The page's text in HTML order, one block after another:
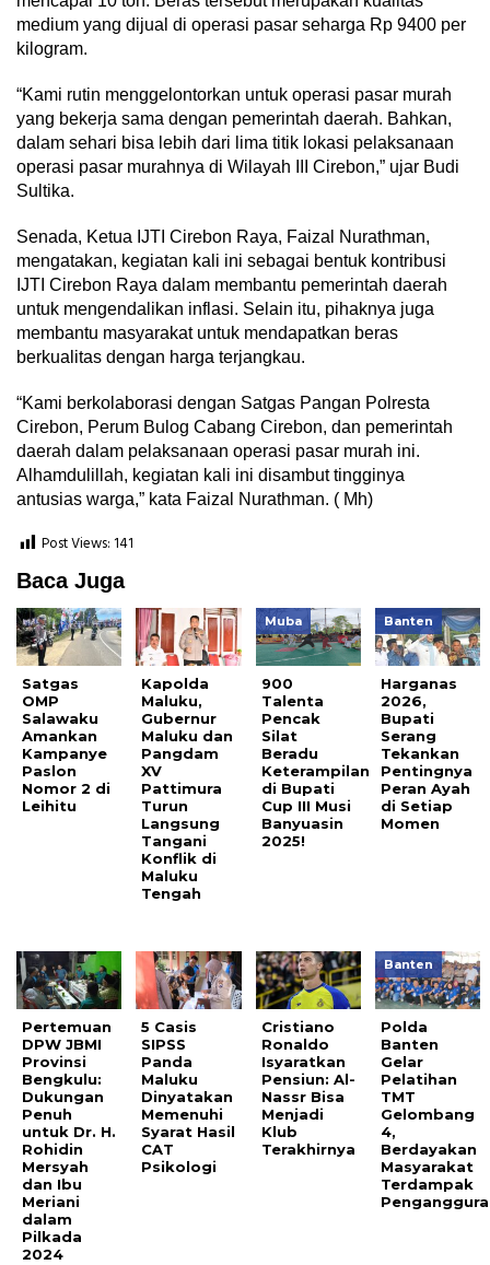
medium yang dijual di operasi pasar seharga Rp 9400 per
kilogram.
“Kami rutin menggelontorkan untuk operasi pasar murah
yang bekerja sama dengan pemerintah daerah. Bahkan,
dalam sehari bisa lebih dari lima titik lokasi pelaksanaan
operasi pasar murahnya di Wilayah III Cirebon,” ujar Budi
Sultika.
Senada, Ketua IJTI Cirebon Raya, Faizal Nurathman,
mengatakan, kegiatan kali ini sebagai bentuk kontribusi
IJTI Cirebon Raya dalam membantu pemerintah daerah
untuk mengendalikan inflasi. Selain itu, pihaknya juga
membantu masyarakat untuk mendapatkan beras
berkualitas dengan harga terjangkau.
“Kami berkolaborasi dengan Satgas Pangan Polresta
Cirebon, Perum Bulog Cabang Cirebon, dan pemerintah
daerah dalam pelaksanaan operasi pasar murah ini.
Alhamdulillah, kegiatan kali ini disambut tingginya
antusias warga,” kata Faizal Nurathman. ( Mh)
Post Views: 141
Baca Juga
Satgas
OMP
Salawaku
Amankan
Kampanye
Paslon
Nomor 2 di
Leihitu
Kapolda
Maluku,
Gubernur
Maluku dan
Pangdam
XV
Pattimura
Turun
Langsung
Tangani
Konflik di
Maluku
Tengah
Muba
900
Talenta
Pencak
Silat
Beradu
Keterampilan
di Bupati
Cup III Musi
Banyuasin
2025!
Banten
Harganas
2026,
Bupati
Serang
Tekankan
Pentingnya
Peran Ayah
di Setiap
Momen
Pertemuan
DPW JBMI
Provinsi
Bengkulu:
Dukungan
Penuh
untuk Dr. H.
Rohidin
Mersyah
dan Ibu
Meriani
dalam
Pilkada
2024
5 Casis
SIPSS
Panda
Maluku
Dinyatakan
Memenuhi
Syarat Hasil
CAT
Psikologi
Cristiano
Ronaldo
Isyaratkan
Pensiun: Al-
Nassr Bisa
Menjadi
Klub
Terakhirnya
Banten
Polda
Banten
Gelar
Pelatihan
TMT
Gelombang
4,
Berdayakan
Masyarakat
Terdampak